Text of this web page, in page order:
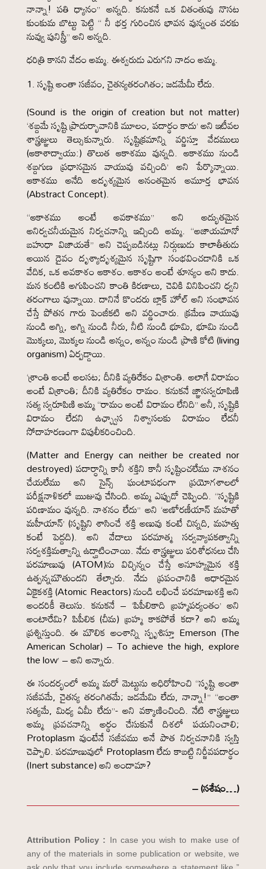
నాన్నా! పతి ధ్యానం” అన్నది. కనుకనే ఒక వితంతువు నొసట
కుంకుమ బొట్టు పెట్టి “ నీ భర్త గురించిన భావన వున్నంత వరకు
నువ్వు పునిస్త్రీ” అని అన్నది.
ధరిత్రి కానని వేదం అమ్మ. ఈశ్వరుడు ఎరుగని నాదం అమ్మ.
సృష్టి అంతా సజీవం, చైతన్యతరంగితం; జడమేమీ లేదు.
(Sound is the origin of creation but not matter)
‘శబ్దమే సృష్టి ప్రాదుర్భావానికి మూలం, పదార్థం కాదు’ అని ఇటీవల
శాస్త్రజ్ఞులు తెల్సుకున్నారు. సృష్టిక్రమాన్ని వర్ణిస్తూ వేదములు
(ఆకాశాద్వాయు:) తొలుత ఆకాశము వున్నది. ఆకాశము నుండి
శబ్దగుణ ప్రధానమైన వాయువు వచ్చింది’ అని పేర్కొన్నాయి.
ఆకాశము అనేది అదృశ్యమైన అనంతమైన అమూర్త భావన
(Abstract Concept).
“ఆకాశము అంటే అవకాశము” అని అద్భుతమైన
అనిర్వచనీయమైన నిర్వచనాన్ని ఇచ్చింది అమ్మ. “అజాయమానో
బహుధా విజాయతే” అని చెప్పబడినట్లు నిర్గుణుడు కాలాతీతుడు
అయిన దైవం దృశ్యాదృశ్యమైన సృష్టిగా సంభవించడానికి ఒక
వేదిక, ఒక అవకాశం ఆకాశం. ఆకాశం అంటే శూన్యం అని కాదు.
మన కంటికి అగుపించని కాంతి కిరణాలు, చెవికి వినిపించని ధ్వని
తరంగాలు వున్నాయి. దానినే కొందరు బ్లాక్ హోల్ అని సంభావన
చేస్తే పోతన గారు పెంజీకటి అని వర్ణించారు. క్రమేణ వాయువు
నుండి అగ్ని, అగ్ని నుండి నీరు, నీటి నుండి భూమి, భూమి నుండి
మొక్కలు, మొక్కల నుండి అన్నం, అన్నం నుండి ప్రాణి కోటి (living
organism) ఏర్పడ్డాయి.
‘శ్రాంతి అంటే అలసట; దీనికి వ్యతిరేకం విశ్రాంతి. అలాగే విరామం
అంటే విశ్రాంతి; దీనికి వ్యతిరేకం రామం. కనుకనే జ్ఞానస్వరూపిణి
సత్య స్వరూపిణి అమ్మ “రామం అంటే విరామం లేనిది” అనీ, సృష్టికి
విరామం లేదని ఉఛ్ఛ్వాస నిశ్వాసలకు విరామం లేదనీ
సోదాహరణంగా విపులీకరించింది.
(Matter and Energy can neither be created nor
destroyed) పదార్ధాన్ని కానీ శక్తిని కానీ సృష్టించలేము నాశనం
చేయలేము అని సైన్స్ ఘంటాపధంగా ప్రయోగశాలలో
పరీక్షనాళికలో ఋజువు చేసింది. అమ్మ ఎప్పుడో చెప్పింది. “సృష్టికి
పరిణామం వున్నది. నాశనం లేదు” అని ‘అణోరణీయాన్ మహతో
మహీయాన్’ (సృష్టిని శాసించే శక్తి అణువు కంటే చిన్నది, మహత్తు
కంటే పెద్దది). అని వేదాలు పరమాత్మ సర్వవ్యాపకత్వాన్ని
సర్వశక్తిమత్వాన్ని ఉద్ఘాటించాయి. నేడు శాస్త్రజ్ఞులు పరిశోధనలు చేసి
పరమాణువు (ATOM)ను విచ్ఛిన్నం చేస్తే అనూహ్యమైన శక్తి
ఉత్పన్నమౌతుందని తేల్చారు. నేడు ప్రపంచానికి ఆధారమైన
ఏకైకశక్తి (Atomic Reactors) నుండి లభించే పరమాణుశక్తి అని
అందరికీ తెలుసు. కనుకనే – ‘పిపీలికాది బ్రహ్మపర్యంతం’ అని
అంటారేమి? పిపీలిక (చీమ) బ్రహ్మ కాకపోతే కదా? అని అమ్మ
ప్రశ్నిస్తుంది. ఈ మౌలిక అంశాన్ని స్పృశిస్తూ Emerson (The
American Scholar) – To achieve the high, explore
the low’ – అని అన్నారు.
ఈ సందర్భంలో అమ్మ మరో మెట్టును అధిరోహించి “సృష్టి అంతా
సజీవమే, చైతన్య తరంగితమే; జడమేమి లేదు, నాన్నా!” “అంతా
సత్యమే, మిధ్య ఏమీ లేదు”- అని వక్కాణించింది. నేటి శాస్త్రజ్ఞులు
అమ్మ ప్రవచనాన్ని అర్థం చేసుకునే దిశలో పయనించాలి;
Protoplasm వుంటేనే సజీవము అనే పాత నిర్వచనానికి స్వస్తి
చెప్పాలి. పరమాణువులో Protoplasm లేదు కాబట్టి నిర్జీవపదార్థం
(Inert substance) అని అందామా?
– (సశేషం…)
Attribution Policy : In case you wish to make use of
any of the materials in some publication or website, we